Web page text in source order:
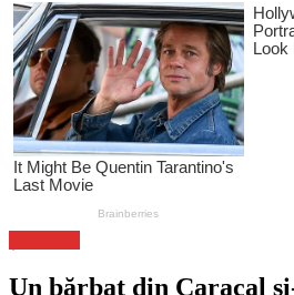
Un bărbat din Caracal